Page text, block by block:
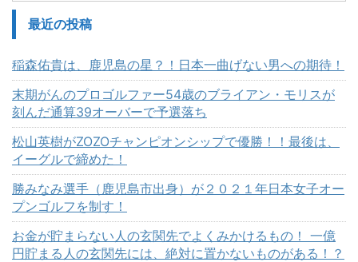
最近の投稿
稲森佑貴は、鹿児島の星？！日本一曲げない男への期待！
末期がんのプロゴルファー54歳のブライアン・モリスが
刻んだ通算39オーバーで予選落ち
松山英樹がZOZOチャンピオンシップで優勝！！最後は、
イーグルで締めた！
勝みなみ選手（鹿児島市出身）が２０２１年日本女子オー
プンゴルフを制す！
お金が貯まらない人の玄関先でよくみかけるもの！ 一億
円貯まる人の玄関先には、絶対に置かないものがある！？